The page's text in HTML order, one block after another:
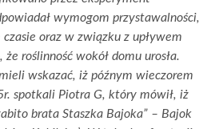
wymogom przystawalności,
oraz w związku z upływem
że roślinność wokół domu urosła.
wskazać, iż późnym wieczorem
spotkali Piotra G, który mówił, iż
brata Staszka Bajoka” – Bajok